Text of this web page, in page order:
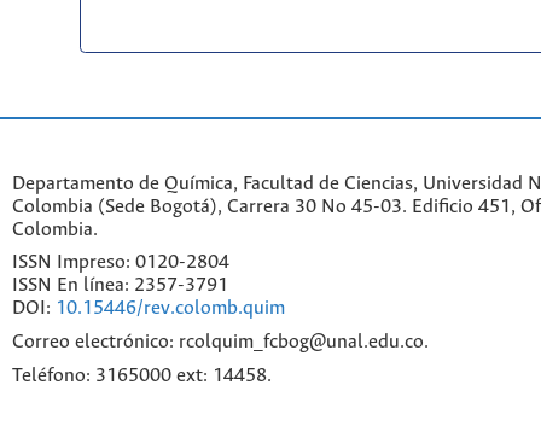
Departamento de Química, Facultad de Ciencias, Universidad
Colombia (Sede Bogotá), Carrera 30 No 45-03. Edificio 451,
Colombia.
ISSN Impreso: 0120-2804
ISSN En línea: 2357-3791
DOI: 10.15446/rev.colomb.quim
Correo electrónico: rcolquim_fcbog@unal.edu.co.
Teléfono: 3165000 ext: 14458.